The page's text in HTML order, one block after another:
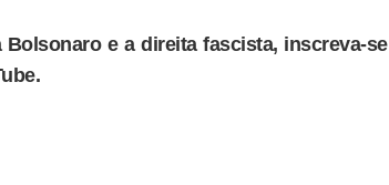
e a direita fascista, inscreva-se